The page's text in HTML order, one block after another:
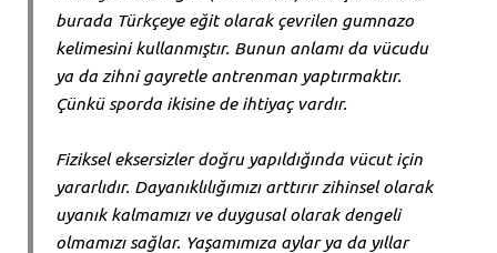
burada Türkçeye eğit olarak çevrilen gumnazo
kelimesini kullanmıştır. Bunun anlamı da vücudu
ya da zihni gayretle antrenman yaptırmaktır.
Çünkü sporda ikisine de ihtiyaç vardır.
Fiziksel eksersizler doğru yapıldığında vücut için
yararlıdır. Dayanıklılığımızı arttırır zihinsel olarak
uyanık kalmamızı ve duygusal olarak dengeli
olmamızı sağlar. Yaşamımıza aylar ya da yıllar